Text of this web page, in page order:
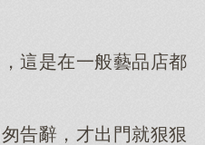
，這是在一般藝品店都
告辭，才出門就狠狠